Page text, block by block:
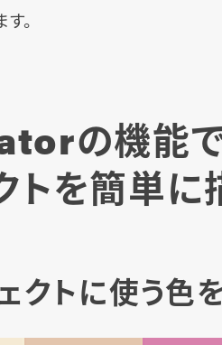
。
の機能で
トを簡単に
クトに使う色